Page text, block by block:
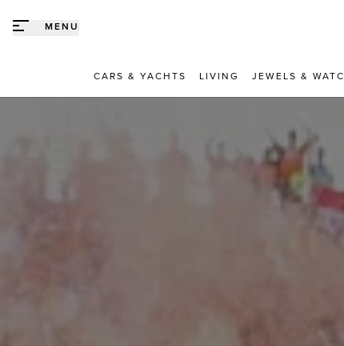
MENU
CARS & YACHTS LIVING JEWELS &